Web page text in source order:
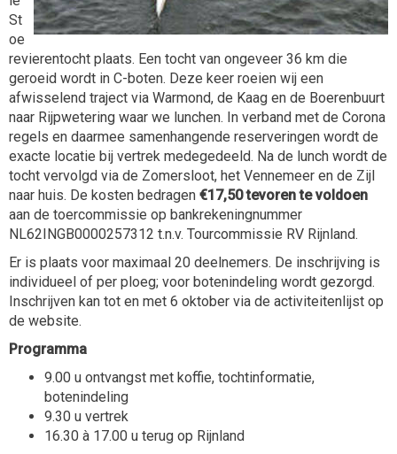
St
oe
revierentocht plaats. Een tocht van ongeveer 36 km die
geroeid wordt in C-boten. Deze keer roeien wij een
afwisselend traject via Warmond, de Kaag en de Boerenbuurt
naar Rijpwetering waar we lunchen. In verband met de Corona
regels en daarmee samenhangende reserveringen wordt de
exacte locatie bij vertrek medegedeeld. Na de lunch wordt de
tocht vervolgd via de Zomersloot, het Vennemeer en de Zijl
naar huis. De kosten bedragen €17,50 tevoren te voldoen
aan de toercommissie op bankrekeningnummer
NL62INGB0000257312 t.n.v. Tourcommissie RV Rijnland.
Er is plaats voor maximaal 20 deelnemers. De inschrijving is
individueel of per ploeg; voor botenindeling wordt gezorgd.
Inschrijven kan tot en met 6 oktober via de activiteitenlijst op
de website.
Programma
9.00 u ontvangst met koffie, tochtinformatie,
botenindeling
9.30 u vertrek
16.30 à 17.00 u terug op Rijnland